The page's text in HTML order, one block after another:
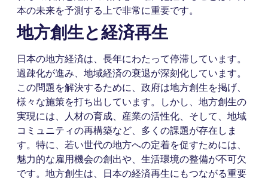
本の未来を予測する上で非常に重要です。
地方創生と経済再生
日本の地方経済は、長年にわたって停滞しています。
過疎化が進み、地域経済の衰退が深刻化しています。
この問題を解決するために、政府は地方創生を掲げ、
様々な施策を打ち出しています。しかし、地方創生の
実現には、人材の育成、産業の活性化、そして、地域
コミュニティの再構築など、多くの課題が存在しま
す。特に、若い世代の地方への定着を促すためには、
魅力的な雇用機会の創出や、生活環境の整備が不可欠
です。地方創生は、日本の経済再生にもつながる重要